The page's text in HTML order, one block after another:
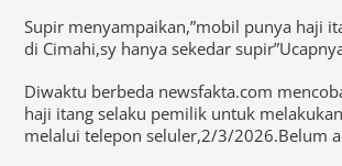
Supir menyampaikan,”mobil punya haji
di Cimahi,sy hanya sekedar
Diwaktu berbeda newsfakta.com
haji itang selaku pemilik untuk
melalui telepon seluler,2/3/2026.Belum